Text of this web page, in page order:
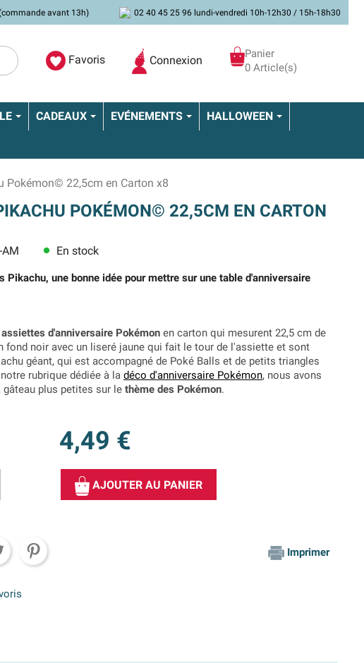
avant 13h) 02 40 45 25 96 lundi-vendredi 10h-12h30 / 15h-18h30
Favoris Connexion
Panier
0 Article(s)
CADEAUX EVÉNEMENTS HALLOWEEN
Pokémon© 22,5cm en Carton x8
POKÉMON© 22,5CM EN CARTON
lens En stock
Pikachu, une bonne idée pour mettre sur une table d'anniversaire
assiettes d'anniversaire Pokémon en carton qui mesurent 22,5 cm de
fond noir avec un liseré jaune qui fait le tour de l'assiette et sont
géant, qui est accompagné de Poké Balls et de petits triangles
rubrique dédiée à la déco d'anniversaire Pokémon, nous avons
plus petites sur le thème des Pokémon.
4,49 €
AJOUTER AU PANIER
Imprimer